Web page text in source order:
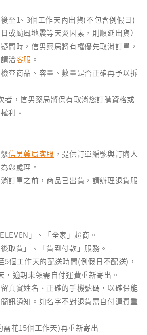
至1~ 3個工作天內出貨(不包含例假日)
日或颱風地震等天災因素，則順延出貨）
問時，信男藥局將有權優先取消訂單，
洽客服 。
查商品、容量、數量是否正確再予以拆
者，信男藥局將保有取消您訂購資格或
利。
信男藥局客服 ，提供訂單編號與訂購人
您處理。
訂單之前，商品已出貨，請辦理退貨服
」、「全家」超商。
取貨」、「貨到付款」服務。
5個工作天的配送時間(例假日不配送)，
，逾期未領需自付運費重新寄出。
真實姓名、正確的手機號碼，以確保能
訊通知。如名字不對退貨需自付運費重
需花15個工作天)再重新寄出